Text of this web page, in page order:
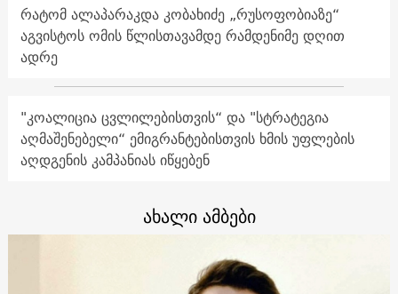
რატომ ალაპარაკდა კობახიძე „რუსოფობიაზე“
აგვისტოს ომის წლისთავამდე რამდენიმე დღით
ადრე
"კოალიცია ცვლილებისთვის“ და "სტრატეგია
აღმაშენებელი“ ემიგრანტებისთვის ხმის უფლების
აღდგენის კამპანიას იწყებენ
ახალი ამბები